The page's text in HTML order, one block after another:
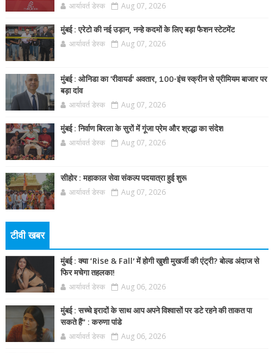
आर्यावर्त डेस्क Aug 07, 2026
मुंबई : एरेटो की नई उड़ान, नन्हे कदमों के लिए बड़ा फैशन स्टेटमेंट
आर्यावर्त डेस्क Aug 07, 2026
मुंबई : ओनिडा का 'रीवायर्ड’ अवतार, 100-इंच स्क्रीन से प्रीमियम बाजार पर
बड़ा दांव
आर्यावर्त डेस्क Aug 07, 2026
मुंबई : निर्वाण बिरला के सुरों में गूंजा प्रेम और श्रद्धा का संदेश
आर्यावर्त डेस्क Aug 07, 2026
सीहोर : महाकाल सेवा संकल्प पदयात्रा हुई शुरू
आर्यावर्त डेस्क Aug 07, 2026
टीवी खबर
मुंबई : क्या ‘Rise & Fall’ में होगी खुशी मुखर्जी की एंट्री? बोल्ड अंदाज से
फिर मचेगा तहलका!
आर्यावर्त डेस्क Aug 06, 2026
मुंबई : सच्चे इरादों के साथ आप अपने विश्वासों पर डटे रहने की ताकत पा
सकते हैं” : करुणा पांडे
आर्यावर्त डेस्क Aug 06, 2026